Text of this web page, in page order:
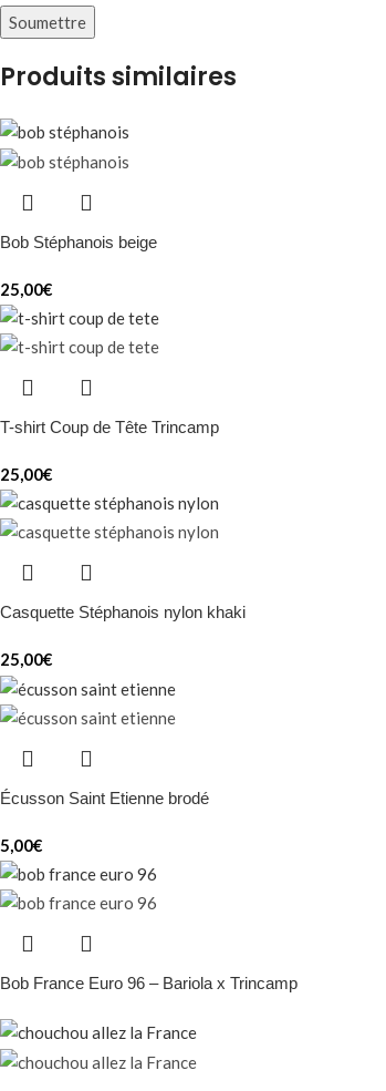
Produits similaires
Bob Stéphanois beige
25,00€
T-shirt Coup de Tête Trincamp
25,00€
Casquette Stéphanois nylon khaki
25,00€
Écusson Saint Etienne brodé
5,00€
Bob France Euro 96 – Bariola x Trincamp